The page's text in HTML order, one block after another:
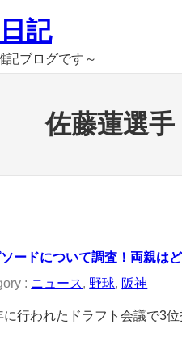
記
記ブログです～
佐藤蓮選手
ードについて調査！両親は
: ニュース, 野球, 阪神
行われたドラフト会議で3